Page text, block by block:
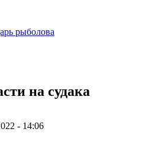
рыболова
на судака
- 14:06